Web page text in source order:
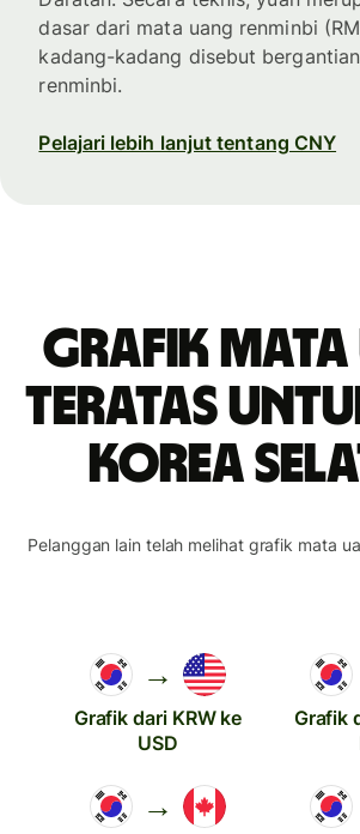
dasar dari mata uang renminbi
kadang-kadang disebut
renminbi.
Pelajari lebih lanjut tentang CNY
Grafik mata
teratas
Korea
Pelanggan lain telah melihat grafik mata
→
Grafik dari KRW ke
USD
Grafik
→